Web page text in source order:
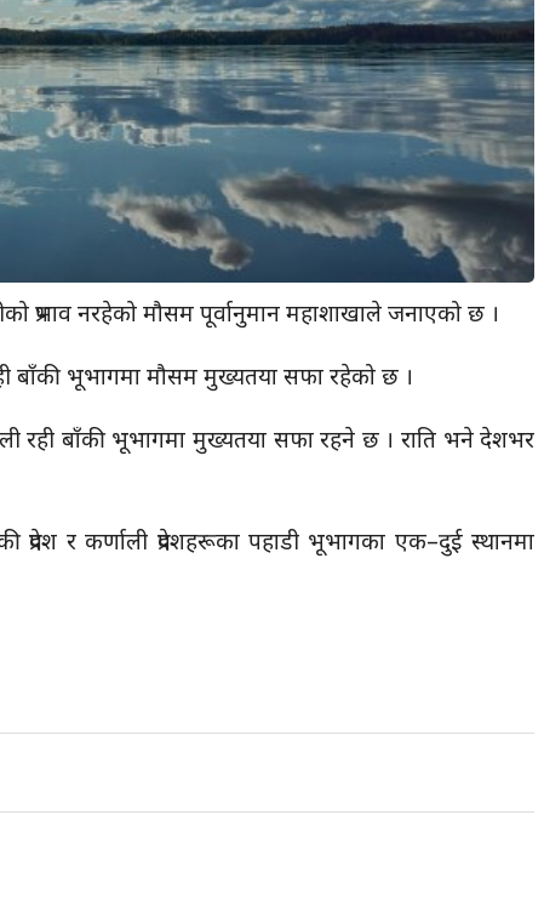
प्रभाव नरहेको मौसम पूर्वानुमान महाशाखाले जनाएको छ ।
भूभागमा मौसम मुख्यतया सफा रहेको छ ।
रही बाँकी भूभागमा मुख्यतया सफा रहने छ । राति भने देशभर
प्रदेश र कर्णाली प्रदेशहरूका पहाडी भूभागका एक–दुई स्थानमा